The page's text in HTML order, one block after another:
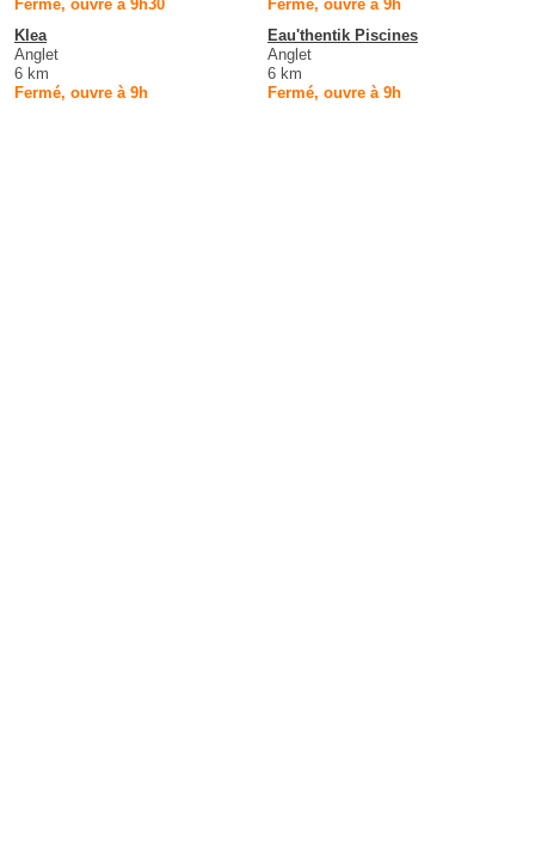
Fermé, ouvre à 9h30
Fermé, ouvre à 9h
Klea
Anglet
6 km
Fermé, ouvre à 9h
Eau'thentik Piscines
Anglet
6 km
Fermé, ouvre à 9h